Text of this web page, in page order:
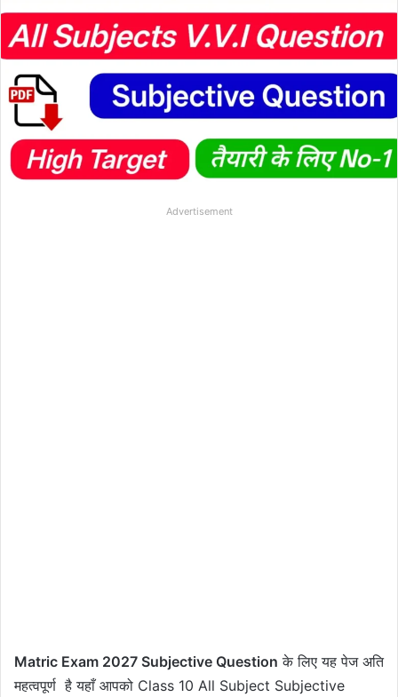
Advertisement
Matric Exam 2027 Subjective Question के लिए यह पेज अति
महत्वपूर्ण है यहाँ आपको Class 10 All Subject Subjective